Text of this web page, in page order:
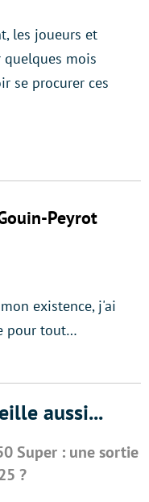
les joueurs et
mois
se procurer ces
Peyrot
existence, j'ai
pour tout…
aussi...
Super : une sortie
?